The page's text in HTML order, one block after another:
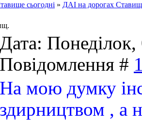
сьогодні » ДАІ на дорогах
Дата:
Повідомлення #
На мою думку
здирництвом , а